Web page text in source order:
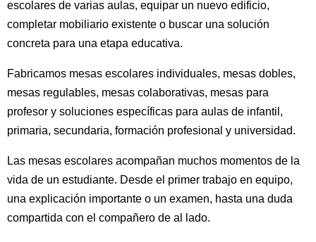
escolares de varias aulas, equipar un nuevo edificio,
completar mobiliario existente o buscar una solución
concreta para una etapa educativa.
Fabricamos mesas escolares individuales, mesas dobles,
mesas regulables, mesas colaborativas, mesas para
profesor y soluciones específicas para aulas de infantil,
primaria, secundaria, formación profesional y universidad.
Las mesas escolares acompañan muchos momentos de la
vida de un estudiante. Desde el primer trabajo en equipo,
una explicación importante o un examen, hasta una duda
compartida con el compañero de al lado.